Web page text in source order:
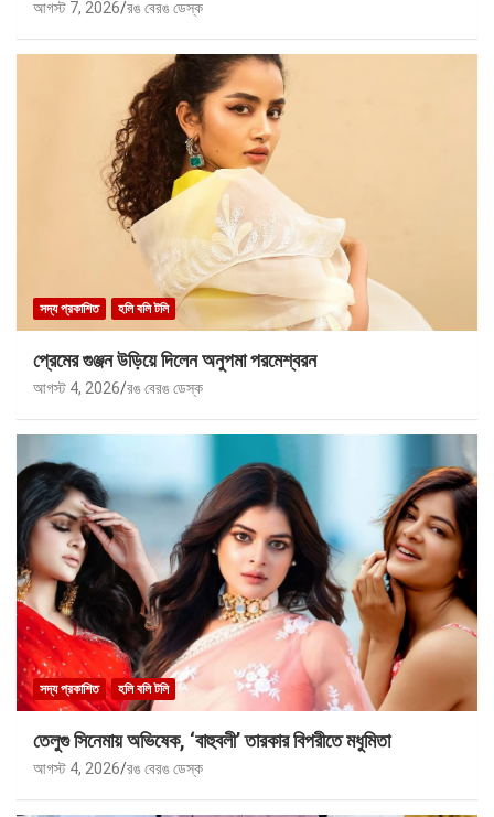
আগস্ট 7, 2026 রঙ বেরঙ ডেস্ক
সদ্য প্রকাশিত হলি বলি টলি
প্রেমের গুঞ্জন উড়িয়ে দিলেন অনুপমা পরমেশ্বরন
আগস্ট 4, 2026 রঙ বেরঙ ডেস্ক
সদ্য প্রকাশিত হলি বলি টলি
তেলুগু সিনেমায় অভিষেক, ‘বাহুবলী’ তারকার বিপরীতে মধুমিতা
আগস্ট 4, 2026 রঙ বেরঙ ডেস্ক